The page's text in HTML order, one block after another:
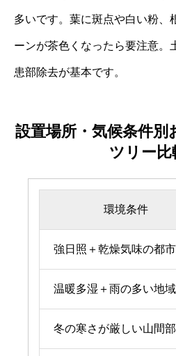
多いです。葉に斑点や白い粉、
ーンが茶色くなったら要注意。
患部除去が基本です。
設置場所・気候条件
ツリー比
環境条件
強日照＋乾燥気味の都
温暖多湿＋雨の多い地域
冬の寒さが厳しい山間部